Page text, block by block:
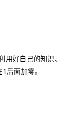
好自己的知识、
后面加零。